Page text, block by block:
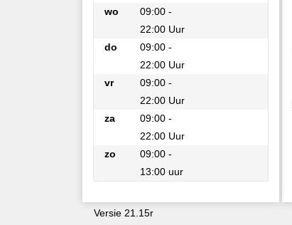
wo
09:00 -
22:00 Uur
do
09:00 -
22:00 Uur
vr
09:00 -
22:00 Uur
za
09:00 -
22:00 Uur
zo
09:00 -
13:00 uur
Versie 21.15r